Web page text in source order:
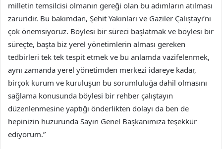
milletin temsilcisi olmanın gereği olan bu adımların atılması
zaruridir. Bu bakımdan, Şehit Yakınları ve Gaziler Çalıştayı’nı
çok önemsiyoruz. Böylesi bir süreci başlatmak ve böylesi bir
süreçte, başta biz yerel yönetimlerin alması gereken
tedbirleri tek tek tespit etmek ve bu anlamda vazifelenmek,
aynı zamanda yerel yönetimden merkezi idareye kadar,
birçok kurum ve kuruluşun bu sorumluluğa dahil olmasını
sağlama konusunda böylesi bir rehber çalıştayın
düzenlenmesine yaptığı önderlikten dolayı da ben de
hepinizin huzurunda Sayın Genel Başkanımıza teşekkür
ediyorum.”